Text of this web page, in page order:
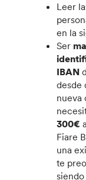
Leer
en la
Ser
IBAN
desde
nueva
300€
Fiare
una
te